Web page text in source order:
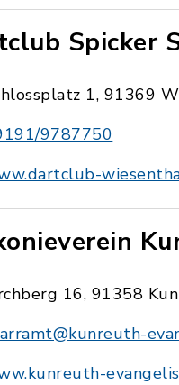
Spicker
1, 91369
9787750
16, 91358